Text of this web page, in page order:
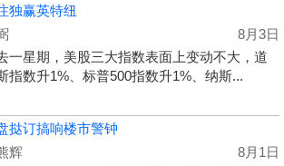
独赢英特纽
8月3日
一星期，美股三大指数表面上变动不大，道
指数升1%、标普500指数升1%、纳斯...
挞订搞响楼市警钟
辉
8月1日